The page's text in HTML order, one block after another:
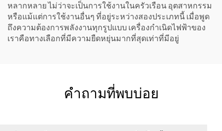
หลากหลาย ไม่ว่าจะเป็นการใช้งานในครัวเรือน อุตสาหกรรม
หรือแม้แต่การใช้งานอื่นๆ ที่อยู่ระหว่างสองประเภทนี้ เมื่อพูด
ถึงความต้องการพลังงานทุกรูปแบบ เครื่องกำเนิดไฟฟ้าของ
เราคือทางเลือกที่มีความยืดหยุ่นมากที่สุดเท่าที่มีอยู่
คำถามที่พบบ่อย